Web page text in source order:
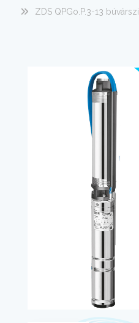
ZDS QPGo.P.3-13